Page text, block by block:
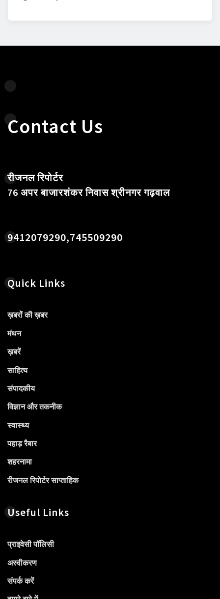
Contact Us
रीजनल रिपोर्टर
76 अपर बाजारशंकर निवास श्रीनगर गढ़वाल
9412079290,745509290
Quick Links
ख़बरों की ख़बर
मंथन
ख़बरें
साहित्य
संपादकीय
विज्ञान और तकनीक
स्वास्थ्य
पहाड़ रैबार
शहरनामा
रीजनल रिपोर्टर साप्ताहिक
Useful Links
प्राइवेसी पॉलिसी
अस्वीकरण
संपर्क करें